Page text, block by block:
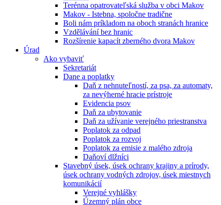
Terénna opatrovateľská služba v obci Makov
Makov - Istebna, spoločne tradične
Boli nám príkladom na oboch stranách hranice
Vzdělávání bez hranic
Rozšírenie kapacít zberného dvora Makov
Úrad
Ako vybaviť
Sekretariát
Dane a poplatky
Daň z nehnuteľností, za psa, za automaty,
za nevýherné hracie prístroje
Evidencia psov
Daň za ubytovanie
Daň za užívanie verejného priestranstva
Poplatok za odpad
Poplatok za rozvoj
Poplatok za emisie z malého zdroja
Daňoví dlžníci
Stavebný úsek, úsek ochrany krajiny a prírody,
úsek ochrany vodných zdrojov, úsek miestnych
komunikácií
Verejné vyhlášky
Územný plán obce